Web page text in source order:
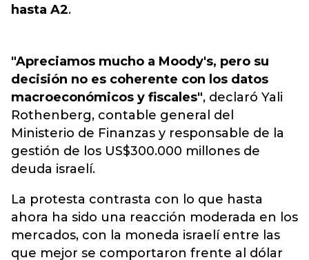
hasta A2.
"Apreciamos mucho a Moody's, pero su
decisión no es coherente con los datos
macroeconómicos y fiscales", declaró Yali
Rothenberg, contable general del
Ministerio de Finanzas y responsable de la
gestión de los US$300.000 millones de
deuda israelí.
La protesta contrasta con lo que hasta
ahora ha sido una reacción moderada en los
mercados, con la moneda israelí entre las
que mejor se comportaron frente al dólar